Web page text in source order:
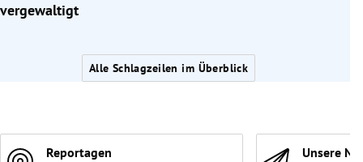
vergewaltigt
Alle Schlagzeilen im Überblick
Reportagen Unsere